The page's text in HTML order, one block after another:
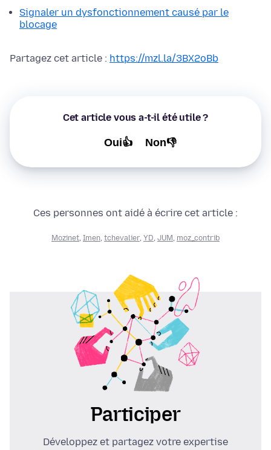
Signaler un dysfonctionnement causé par le
blocage
Partagez cet article : https://mzl.la/3BX2oBb
Cet article vous a-t-il été utile ?
Oui👍 Non👎
Ces personnes ont aidé à écrire cet article :
Mozinet, Imen, tchevalier, YD, JUM , moz_contrib
Participer
Développez et partagez votre expertise